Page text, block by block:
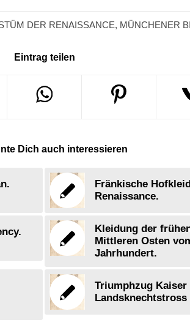
DER RENAISSANCE, MÜNCHENER
Eintrag teilen
Dich auch interessieren
Fränkische
Renaissance.
Kleidung der
Mittleren Osten
Jahrhundert.
Triumphzug
Landsknechtstross